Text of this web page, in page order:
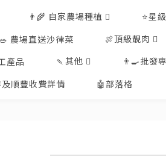
👨‍🌾 自家農場種植
⭐星
🥗 農場直送沙律菜
🍖頂級靚肉
產品 🍡其他
👨‍🍳批發
順豐收費詳情 🤖部落格